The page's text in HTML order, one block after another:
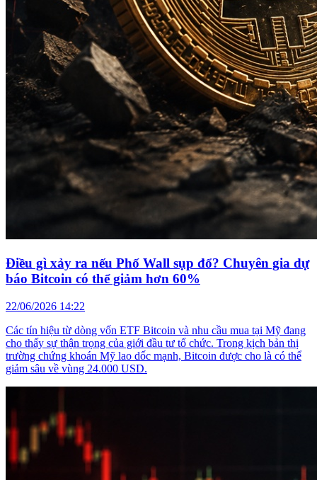
Điều gì xảy ra nếu Phố Wall sụp đổ? Chuyên gia dự
báo Bitcoin có thể giảm hơn 60%
22/06/2026 14:22
Các tín hiệu từ dòng vốn ETF Bitcoin và nhu cầu mua tại Mỹ đang
cho thấy sự thận trọng của giới đầu tư tổ chức. Trong kịch bản thị
trường chứng khoán Mỹ lao dốc mạnh, Bitcoin được cho là có thể
giảm sâu về vùng 24.000 USD.